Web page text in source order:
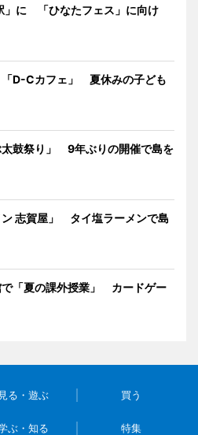
」に 「ひなたフェス」に向け
「D-Cカフェ」 夏休みの子ども
太鼓祭り」 9年ぶりの開催で島を
志賀屋」 タイ塩ラーメンで島
で「夏の課外授業」 カードゲー
見る・遊ぶ 買う
ぶ・知る 特集